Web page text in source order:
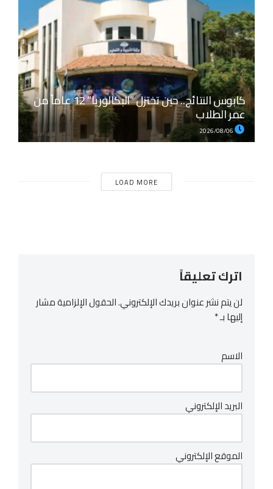
كابوس النتائج.. حين تختزل “البكالوريا” 12 عاماً من
عمر الطلاب
LOAD MORE
اترك تعليقاً
لن يتم نشر عنوان بريدك الإلكتروني.الحقول الإلزامية مشار
إليها بـ*
الاسم
البريد الإلكتروني
الموقع الإلكتروني